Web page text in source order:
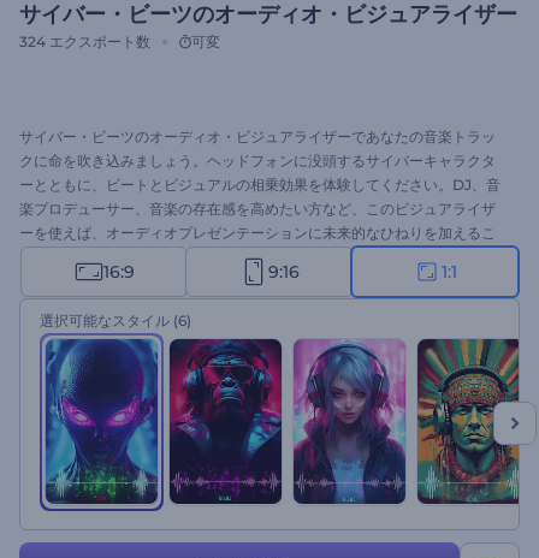
サイバー・ビーツのオーディオ・ビジュアライザー
324 エクスポート数 可変
サイバー・ビーツのオーディオ・ビジュアライザーであなたの音楽トラッ
クに命を吹き込みましょう。ヘッドフォンに没頭するサイバーキャラクタ
ーとともに、ビートとビジュアルの相乗効果を体験してください。DJ、音
楽プロデューサー、音楽の存在感を高めたい方など、このビジュアライザ
ーを使えば、オーディオプレゼンテーションに未来的なひねりを加えるこ
とができます。トラックのタイトルとアーティスト名でテンプレートをカ
スタマイズし、音楽をアップロードして、音楽ストリーミングプラットフ
ォームで傑作を共有し、より多くの忠実なファンを獲得しましょう。今す
ぐこのテンプレートをお試しください！
16:9 9:16 1:1
選択可能なスタイル (6)